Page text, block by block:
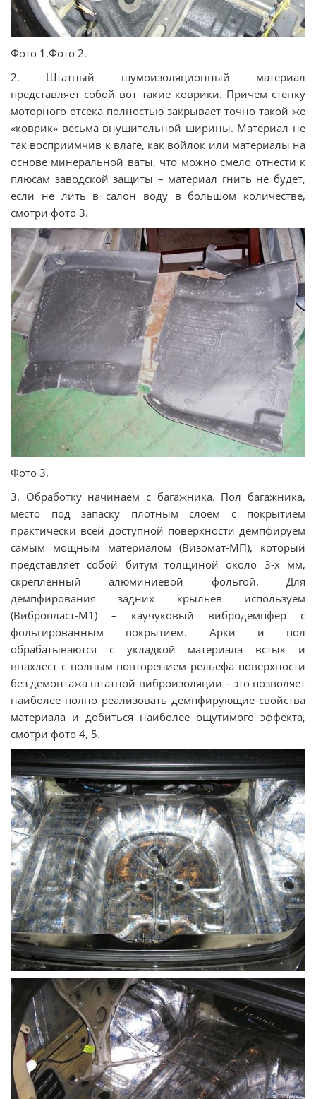
Фото 1.Фото 2.
2. Штатный шумоизоляционный материал
представляет собой вот такие коврики. Причем стенку
моторного отсека полностью закрывает точно такой же
«коврик» весьма внушительной ширины. Материал не
так восприимчив к влаге, как войлок или материалы на
основе минеральной ваты, что можно смело отнести к
плюсам заводской защиты – материал гнить не будет,
если не лить в салон воду в большом количестве,
смотри фото 3.
Фото 3.
3. Обработку начинаем с багажника. Пол багажника,
место под запаску плотным слоем с покрытием
практически всей доступной поверхности демпфируем
самым мощным материалом (Визомат-МП), который
представляет собой битум толщиной около 3-х мм,
скрепленный алюминиевой фольгой. Для
демпфирования задних крыльев используем
(Вибропласт-М1) – каучуковый вибродемпфер с
фольгированным покрытием. Арки и пол
обрабатываются с укладкой материала встык и
внахлест с полным повторением рельефа поверхности
без демонтажа штатной виброизоляции – это позволяет
наиболее полно реализовать демпфирующие свойства
материала и добиться наиболее ощутимого эффекта,
смотри фото 4, 5.